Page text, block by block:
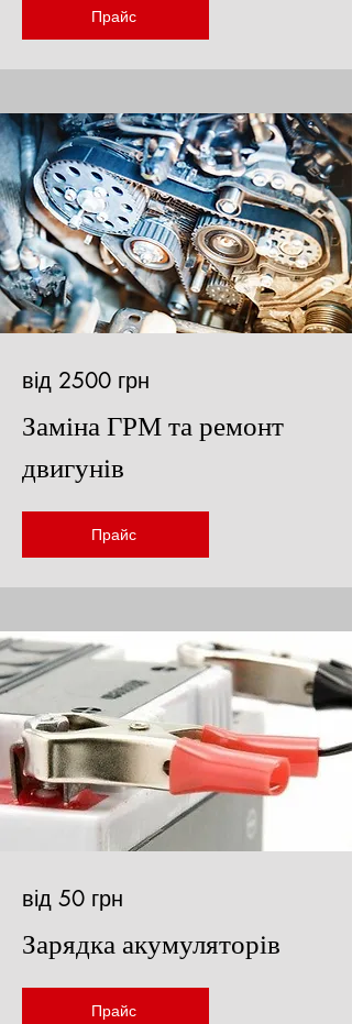
Прайс
від 2500 грн
Заміна ГРМ та ремонт
двигунів
Прайс
від 50 грн
Зарядка акумуляторів
Прайс